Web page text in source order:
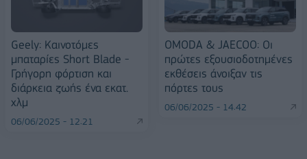
Geely: Καινοτόμες
μπαταρίες Short Blade -
Γρήγορη φόρτιση και
διάρκεια ζωής ένα εκατ.
χλμ
06/06/2025 - 12:21
OMODA & JAECOO: Οι
πρώτες εξουσιοδοτημένες
εκθέσεις άνοιξαν τις
πόρτες τους
06/06/2025 - 14:42